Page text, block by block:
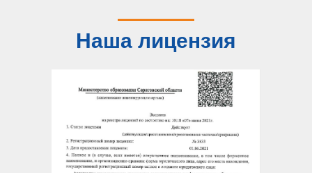
Наша лицензия